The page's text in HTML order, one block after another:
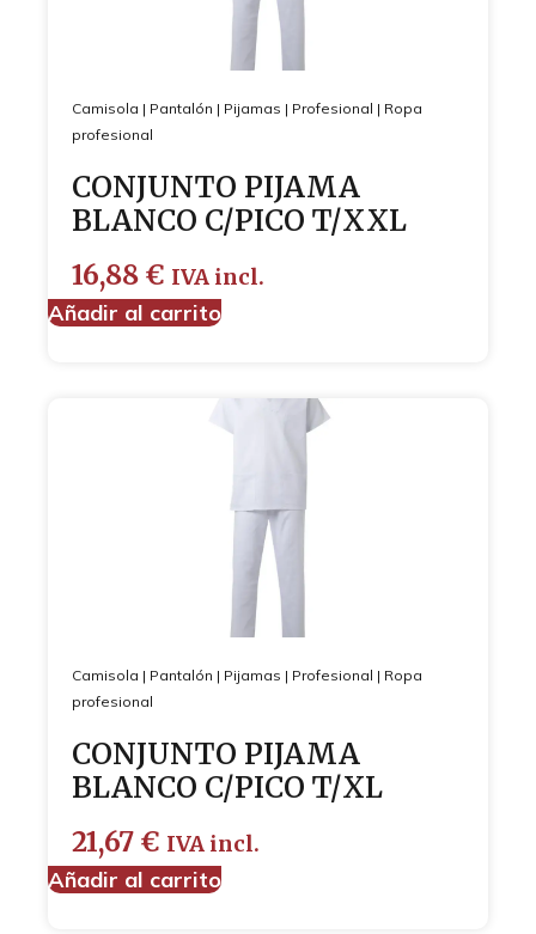
Camisola | Pantalón | Pijamas | Profesional | Ropa
profesional
CONJUNTO PIJAMA
BLANCO C/PICO T/XXL
16,88 € IVA incl.
Añadir al carrito
Camisola | Pantalón | Pijamas | Profesional | Ropa
profesional
CONJUNTO PIJAMA
BLANCO C/PICO T/XL
21,67 € IVA incl.
Añadir al carrito